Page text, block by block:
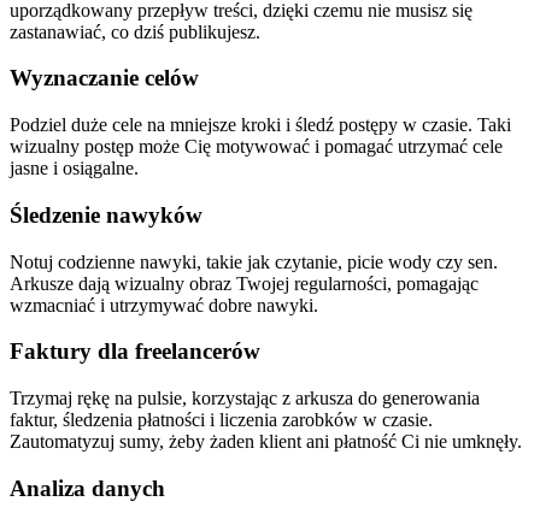
uporządkowany przepływ treści, dzięki czemu nie musisz się
zastanawiać, co dziś publikujesz.
Wyznaczanie celów
Podziel duże cele na mniejsze kroki i śledź postępy w czasie. Taki
wizualny postęp może Cię motywować i pomagać utrzymać cele
jasne i osiągalne.
Śledzenie nawyków
Notuj codzienne nawyki, takie jak czytanie, picie wody czy sen.
Arkusze dają wizualny obraz Twojej regularności, pomagając
wzmacniać i utrzymywać dobre nawyki.
Faktury dla freelancerów
Trzymaj rękę na pulsie, korzystając z arkusza do generowania
faktur, śledzenia płatności i liczenia zarobków w czasie.
Zautomatyzuj sumy, żeby żaden klient ani płatność Ci nie umknęły.
Analiza danych